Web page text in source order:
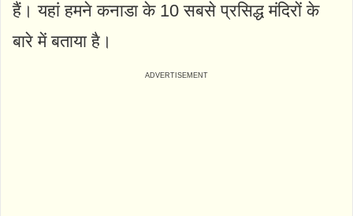
हैं। यहां हमने कनाडा के 10 सबसे प्रसिद्ध मंदिरों के
बारे में बताया है।